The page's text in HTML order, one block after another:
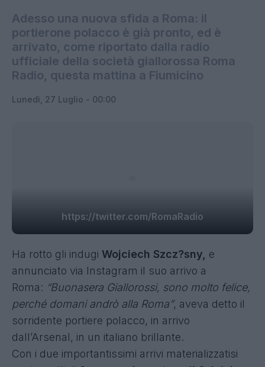
Adesso una nuova sfida a Roma: il
portierone polacco è già pronto, ed è
arrivato, come riportato dalla radio
ufficiale della società giallorossa Roma
Radio, questa mattina a Fiumicino
Lunedì, 27 Luglio - 00:00
https://twitter.com/RomaRadio
Ha rotto gli indugi Wojciech Szcz?sny, e
annunciato via Instagram il suo arrivo a
Roma: “Buonasera Giallorossi, sono molto felice,
perché domani andrò alla Roma”, aveva detto il
sorridente portiere polacco, in arrivo
dall’Arsenal, in un italiano brillante.
Con i due importantissimi arrivi materializzatisi